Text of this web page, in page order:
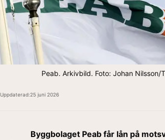
Peab. Arkivbild. Foto: Johan Nilsson/
Uppdaterad:25 juni 2026
Byggbolaget Peab får lån på